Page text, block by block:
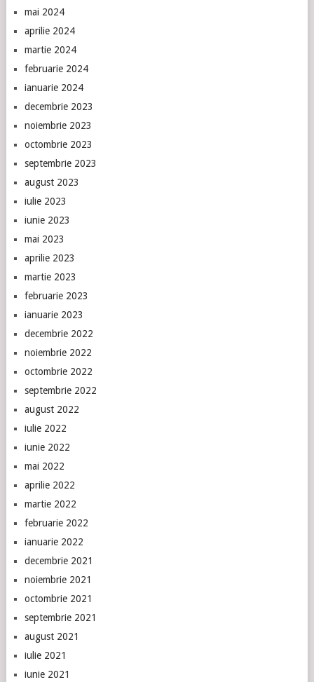
mai 2024
aprilie 2024
martie 2024
februarie 2024
ianuarie 2024
decembrie 2023
noiembrie 2023
octombrie 2023
septembrie 2023
august 2023
iulie 2023
iunie 2023
mai 2023
aprilie 2023
martie 2023
februarie 2023
ianuarie 2023
decembrie 2022
noiembrie 2022
octombrie 2022
septembrie 2022
august 2022
iulie 2022
iunie 2022
mai 2022
aprilie 2022
martie 2022
februarie 2022
ianuarie 2022
decembrie 2021
noiembrie 2021
octombrie 2021
septembrie 2021
august 2021
iulie 2021
iunie 2021